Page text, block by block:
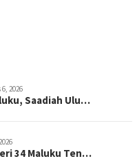
2026
Saadiah Ulu…
34 Maluku Ten…